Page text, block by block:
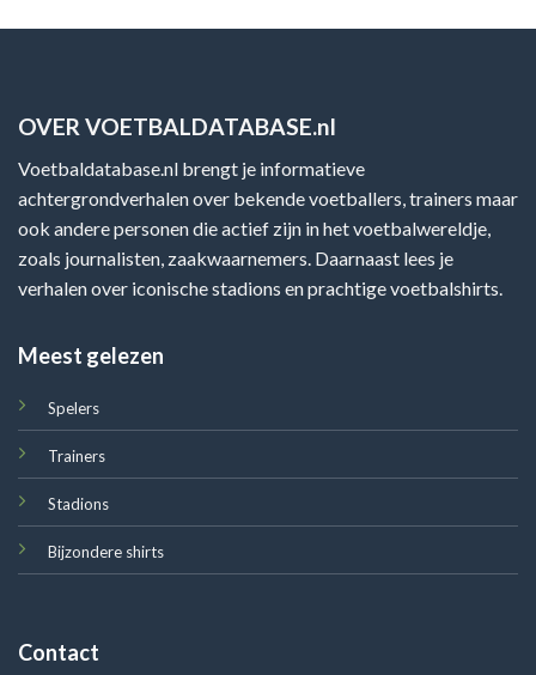
OVER VOETBALDATABASE.nl
Voetbaldatabase.nl brengt je informatieve
achtergrondverhalen over bekende voetballers, trainers maar
ook andere personen die actief zijn in het voetbalwereldje,
zoals journalisten, zaakwaarnemers. Daarnaast lees je
verhalen over iconische stadions en prachtige voetbalshirts.
Meest gelezen
Spelers
Trainers
Stadions
Bijzondere shirts
Contact